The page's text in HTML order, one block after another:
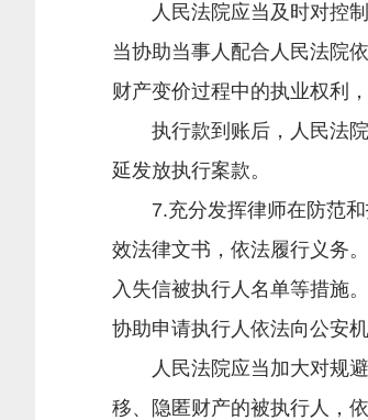
人民法院应当及时对控制
当协助当事人配合人民法院
财产变价过程中的执业权利
执行款到账后，人民法院
延发放执行案款。
7.充分发挥律师在防范和
效法律文书，依法履行义务
入失信被执行人名单等措施
协助申请执行人依法向公安
人民法院应当加大对规避
移、隐匿财产的被执行人，